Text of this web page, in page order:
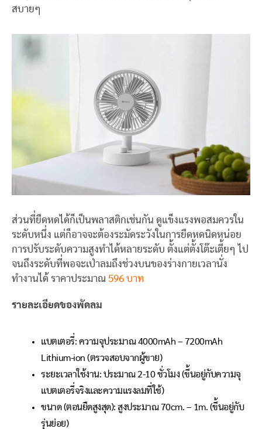
สบายๆ
ส่วนที่ยืดหดได้ก็เป็นพลาสติกเช่นกัน ดูแข็งแรงพอสมควรใน
ระดับหนึ่ง แต่ก็อาจจะต้องระมัดระวังในการยืดหดนิดหน่อย
การปรับระดับความสูงทำได้หลายระดับ ตั้งแต่ตั้งโต๊ะเตี้ยๆ ไป
จนถึงระดับที่พอจะเป่าลมถึงช่วงบนของร่างกายเวลานั่ง
ทำงานได้ ราคาประมาณ 596 บาท
รายละเอียดของพัดลม
แบตเตอรี่: ความจุประมาณ 4000mAh – 7200mAh
Lithium-ion (ตรวจสอบจากผู้ขาย)
ระยะเวลาใช้งาน: ประมาณ 2-10 ชั่วโมง (ขึ้นอยู่กับความจุ
แบตเตอรี่จริงและความแรงลมที่ใช้)
ขนาด (ตอนยืดสูงสุด): สูงประมาณ 70cm. – 1m. (ขึ้นอยู่กับ
รุ่นย่อย)